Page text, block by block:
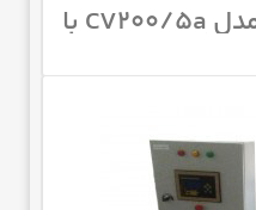
بوستر پمپ پمپیران مدل CV200/5a با